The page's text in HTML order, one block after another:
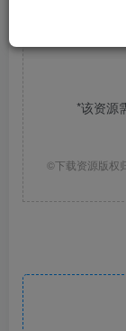
*该资源
©下载资源版权